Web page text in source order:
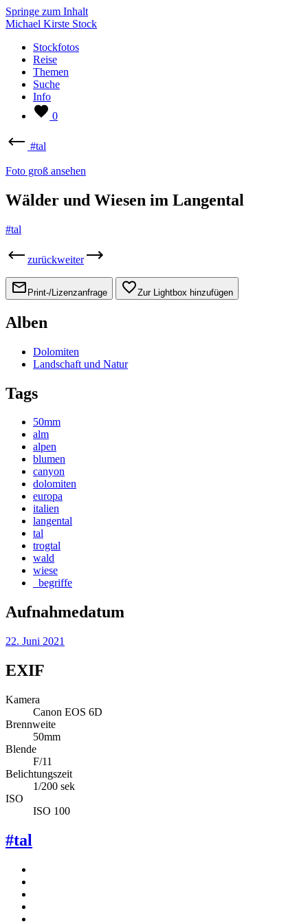
Springe zum Inhalt
Michael Kirste Stock
Stockfotos
Reise
Themen
Suche
Info
0
#tal
Foto groß ansehen
Wälder und Wiesen im Langental
#tal
zurückweiter
Print-/Lizenzanfrage Zur Lightbox hinzufügen
Alben
Dolomiten
Landschaft und Natur
Tags
50mm
alm
alpen
blumen
canyon
dolomiten
europa
italien
langental
tal
trogtal
wald
wiese
_begriffe
Aufnahmedatum
22. Juni 2021
EXIF
Kamera
Canon EOS 6D
Brennweite
50mm
Blende
F/11
Belichtungszeit
1/200 sek
ISO
ISO 100
#tal